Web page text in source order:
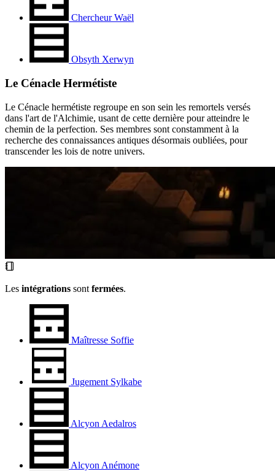
Chercheur Waël
Obsyth Xerwyn
Le Cénacle Hermétiste
Le Cénacle hermétiste regroupe en son sein les remortels versés
dans l'art de l'Alchimie, usant de cette dernière pour atteindre le
chemin de la perfection. Ses membres sont constamment à la
recherche des connaissances antiques désormais oubliées, pour
transcender les lois de notre univers.
Les intégrations sont fermées.
Maîtresse Soffie
Jugement Sylkabe
Alcyon Aedalros
Alcyon Anémone